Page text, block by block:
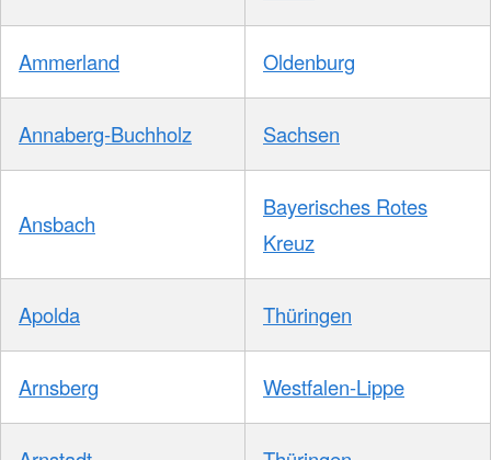
Ammerland Oldenburg
Annaberg-Buchholz Sachsen
Ansbach
Bayerisches Rotes
Kreuz
Apolda Thüringen
Arnsberg Westfalen-Lippe